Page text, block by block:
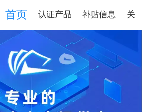
首页 认证产品 补贴信息 关